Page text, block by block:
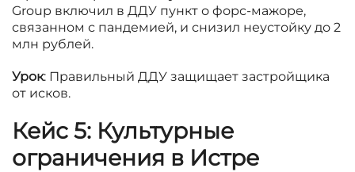
Group включил в ДДУ пункт о форс-мажоре,
связанном с пандемией, и снизил неустойку до 2
млн рублей.
Урок: Правильный ДДУ защищает застройщика
от исков.
Кейс 5: Культурные
ограничения в Истре